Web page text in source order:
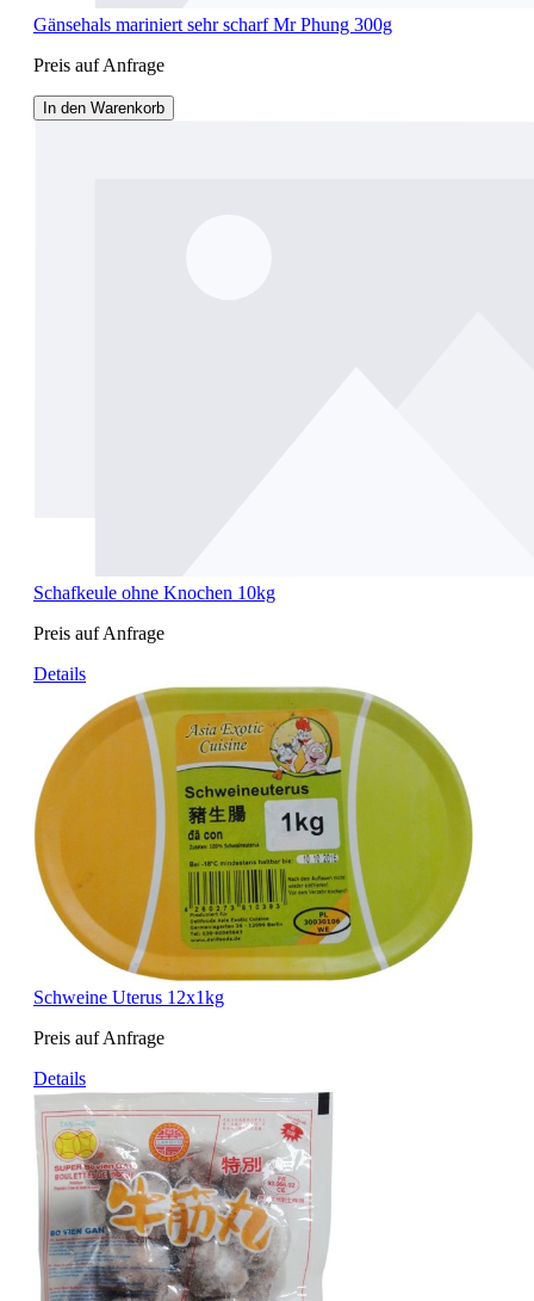
Gänsehals mariniert sehr scharf Mr Phung 300g
Preis auf Anfrage
In den Warenkorb
Schafkeule ohne Knochen 10kg
Preis auf Anfrage
Details
Schweine Uterus 12x1kg
Preis auf Anfrage
Details